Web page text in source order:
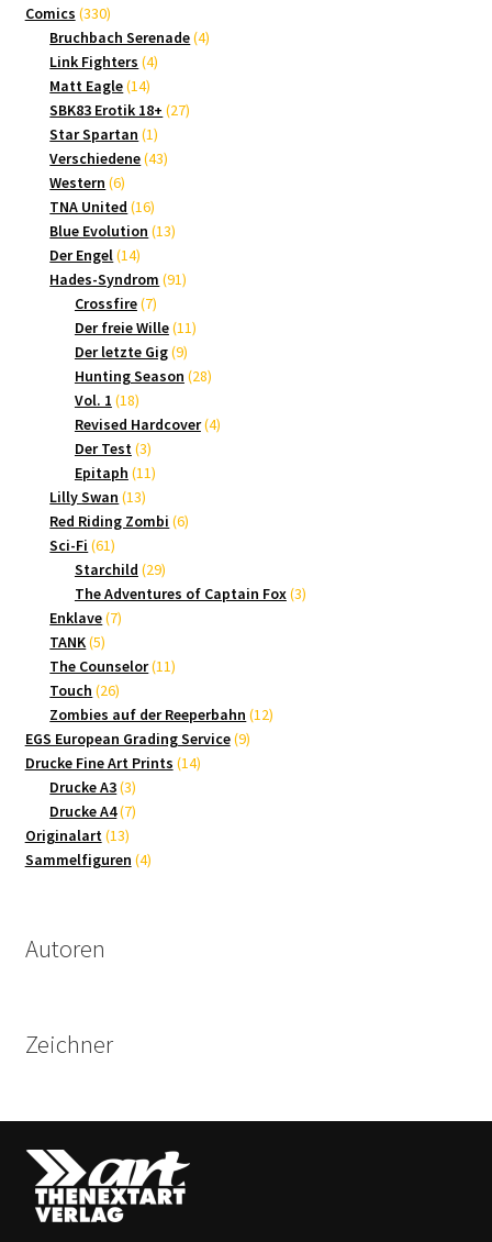
Comics 330330
Produkte
Bruchbach Serenade 44
Link Fighters 44
Matt Eagle 1414
Produkte
SBK83 Erotik 18+ 2727
Star Spartan 11
Produkt
Verschiedene 4343
Western 66
Produkte
TNA United 1616
Produkte
Blue Evolution 1313
Der Engel 1414
Produkte
Hades-Syndrom 9191
Crossfire 77
Produkte
Der freie Wille 1111
Der letzte Gig 99
Produkte
Hunting Season 2828
Vol. 1 1818
Produkte
Revised Hardcover 44
Der Test 33
Produkte
Epitaph 1111
Lilly Swan 1313
Produkte
Red Riding Zombi 66
Sci-Fi 6161
Produkte
Starchild 2929
Produkte
The Adventures of Captain Fox 33
Enklave 77
TANK 55
Produkte
The Counselor 1111
Touch 2626
Produkte
Zombies auf der Reeperbahn 1212
EGS European Grading Service 99
Drucke Fine Art Prints 1414
Drucke A3 33
Produkte
Drucke A4 77
Originalart 1313
Produkte
Sammelfiguren 44
Autoren
Zeichner